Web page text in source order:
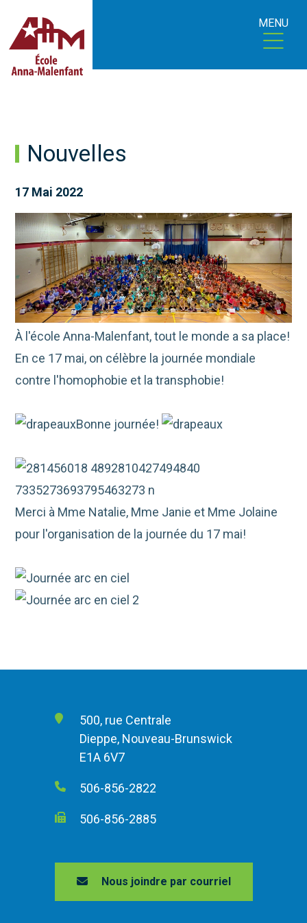
MENU
Nouvelles
17 Mai 2022
À l'école Anna-Malenfant, tout le monde a sa place!
En ce 17 mai, on célèbre la journée mondiale
contre l'homophobie et la transphobie!
Bonne journée!
Merci à Mme Natalie, Mme Janie et Mme Jolaine
pour l'organisation de la journée du 17 mai!
500, rue Centrale
Dieppe, Nouveau-Brunswick
E1A 6V7
506-856-2822
506-856-2885
Nous joindre par courriel